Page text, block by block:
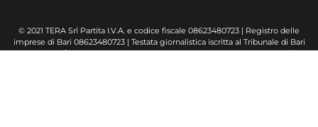
© 2021 TERA Srl Partita I.V.A. e codice fiscale 08623480723 | Registro delle
imprese di Bari 08623480723 | Testata giornalistica iscritta al Tribunale di Bari
num. R.G. 6371/2021 num. Registro Stampa 24 | Direttore Responsabile Raffaele